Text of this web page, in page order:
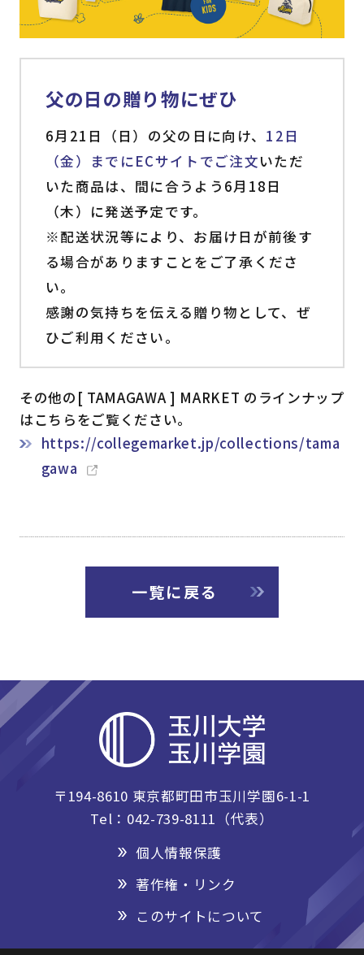
父の日の贈り物にぜひ
6月21日（日）の父の日に向け、 12日
（金）までにECサイトでご注文いただ
いた商品は、間に合うよう6月18日
（木）に発送予定です。
※配送状況等により、お届け日が前後す
る場合がありますことをご了承くださ
い。
感謝の気持ちを伝える贈り物として、ぜ
ひご利用ください。
その他の[ TAMAGAWA ] MARKET のラインナップ
はこちらをご覧ください。
https://collegemarket.jp/collections/tama
gawa
一覧に戻る
〒194-8610 東京都町田市玉川学園6-1-1
Tel：042-739-8111（代表）
個人情報保護
著作権・リンク
このサイトについて